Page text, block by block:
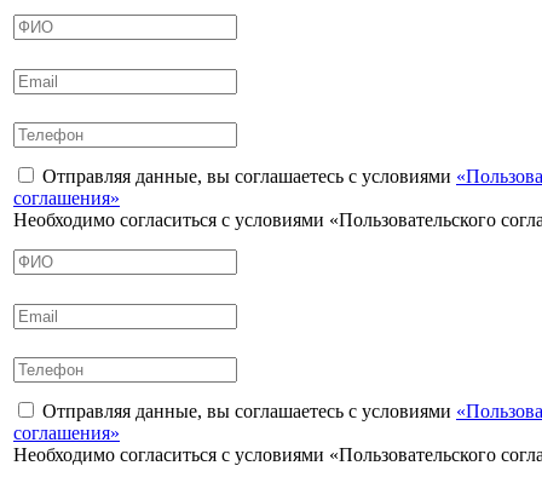
Отправляя данные, вы соглашаетесь с условиями
соглашения»
Необходимо согласиться с условиями «Пользовательского
Отправляя данные, вы соглашаетесь с условиями
соглашения»
Необходимо согласиться с условиями «Пользовательского